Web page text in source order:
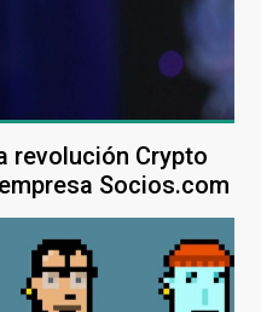
revolución Crypto
Socios.com